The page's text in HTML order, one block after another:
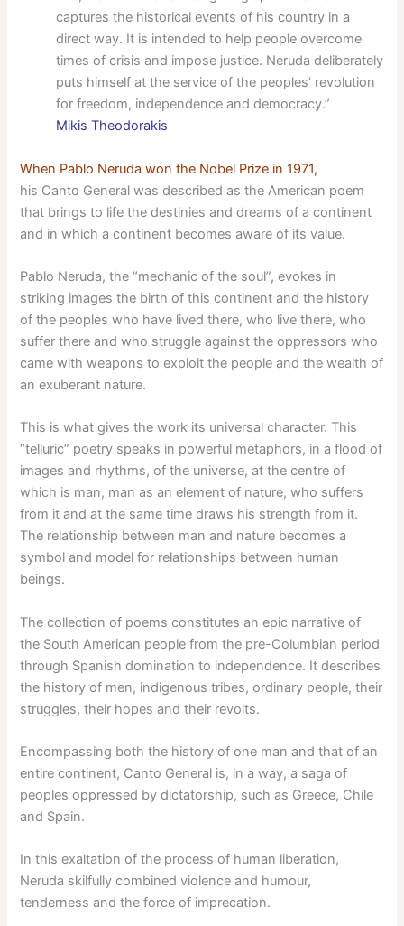
captures the historical events of his country in a
direct way. It is intended to help people overcome
times of crisis and impose justice. Neruda deliberately
puts himself at the service of the peoples’ revolution
for freedom, independence and democracy.”
Mikis Theodorakis
When Pablo Neruda won the Nobel Prize in 1971,
his Canto General was described as the American poem
that brings to life the destinies and dreams of a continent
and in which a continent becomes aware of its value.
Pablo Neruda, the “mechanic of the soul”, evokes in
striking images the birth of this continent and the history
of the peoples who have lived there, who live there, who
suffer there and who struggle against the oppressors who
came with weapons to exploit the people and the wealth of
an exuberant nature.
This is what gives the work its universal character. This
“telluric” poetry speaks in powerful metaphors, in a flood of
images and rhythms, of the universe, at the centre of
which is man, man as an element of nature, who suffers
from it and at the same time draws his strength from it.
The relationship between man and nature becomes a
symbol and model for relationships between human
beings.
The collection of poems constitutes an epic narrative of
the South American people from the pre-Columbian period
through Spanish domination to independence. It describes
the history of men, indigenous tribes, ordinary people, their
struggles, their hopes and their revolts.
Encompassing both the history of one man and that of an
entire continent, Canto General is, in a way, a saga of
peoples oppressed by dictatorship, such as Greece, Chile
and Spain.
In this exaltation of the process of human liberation,
Neruda skilfully combined violence and humour,
tenderness and the force of imprecation.